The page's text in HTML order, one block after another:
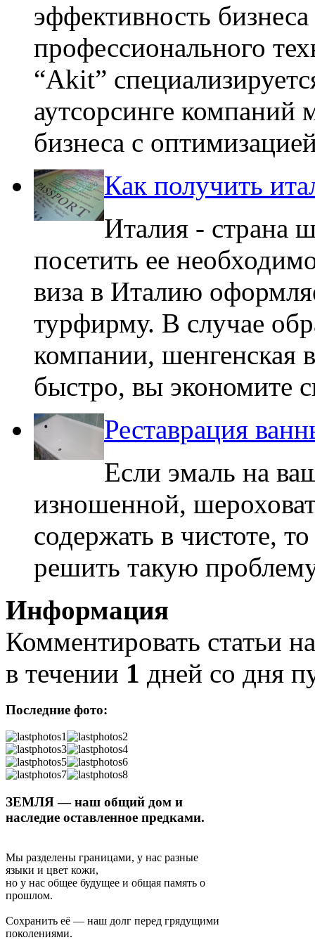
эффективность
профессионального
“Akit”
аутсорсинге компаний
бизнеса с
Как получить
Италия - страна
посетить ее
виза в Италию
турфирму. В случае
компании, шенгенская
быстро, вы экономите
Реставрация
Если эмаль на
изношенной,
содержать в чистоте,
решить такую
Информация
Комментировать статьи
в течении 1 дней со дня
Последние фото:
ЗЕМЛЯ — наш общий дом и
наследие оставленное предками.
Мы разделены границами, у нас разные
языки и цвет кожи,
но у нас общее будущее и общая память о
прошлом.
Сохранить её — наш долг перед грядущими
поколениями.